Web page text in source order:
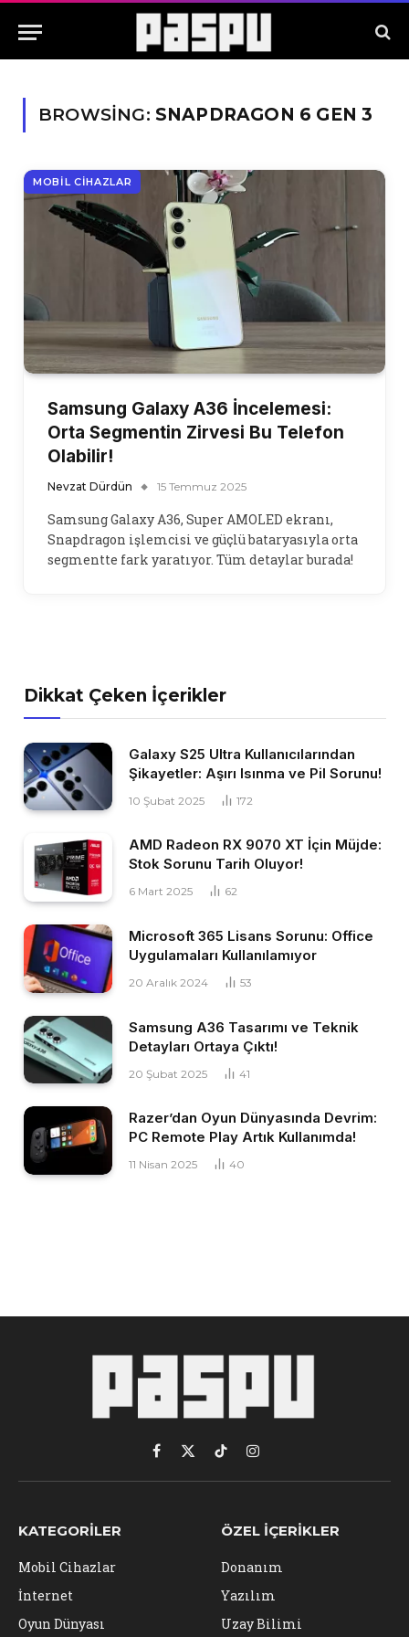
BROWSING: SNAPDRAGON 6 GEN 3
MOBIL CIHAZLAR
Samsung Galaxy A36 İncelemesi:
Orta Segmentin Zirvesi Bu Telefon
Olabilir!
Nevzat Dürdün 15 Temmuz 2025
Samsung Galaxy A36, Super AMOLED ekranı,
Snapdragon işlemcisi ve güçlü bataryasıyla orta
segmentte fark yaratıyor. Tüm detaylar burada!
Dikkat Çeken İçerikler
Galaxy S25 Ultra Kullanıcılarından
Şikayetler: Aşırı Isınma ve Pil Sorunu!
10 Şubat 2025 172
AMD Radeon RX 9070 XT İçin Müjde:
Stok Sorunu Tarih Oluyor!
6 Mart 2025 62
Microsoft 365 Lisans Sorunu: Office
Uygulamaları Kullanılamıyor
20 Aralık 2024 53
Samsung A36 Tasarımı ve Teknik
Detayları Ortaya Çıktı!
20 Şubat 2025 41
Razer’dan Oyun Dünyasında Devrim:
PC Remote Play Artık Kullanımda!
11 Nisan 2025 40
Facebook
X
(Twitter)
TikTokInstagram
KATEGORILER
Mobil Cihazlar
İnternet
Oyun Dünyası
ÖZEL İÇERIKLER
Donanım
Yazılım
Uzay Bilimi